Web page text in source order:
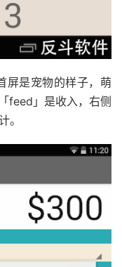
屏是宠物的样子，萌
feed」是收入，右侧
。